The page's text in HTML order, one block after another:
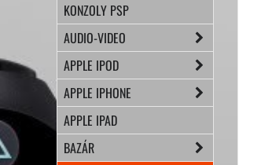
KONZOLY PSP
AUDIO-VIDEO
APPLE IPOD
APPLE IPHONE
APPLE IPAD
BAZÁR